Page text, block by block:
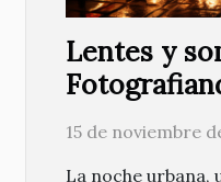
Lentes y
urbana
15 de noviembre
La noche urbana,